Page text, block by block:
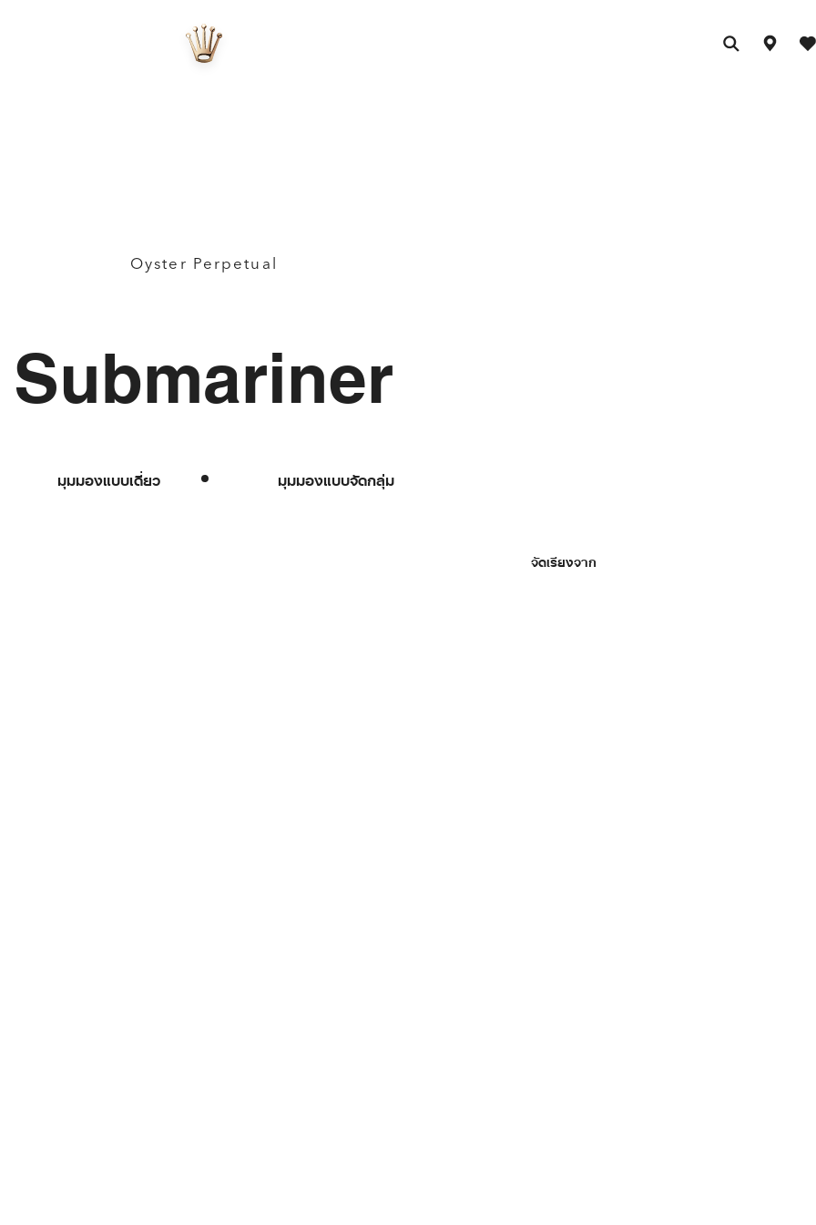
Oyster Perpetual
Submariner
มุมมองแบบเดี่ยว มุมมองแบบจัดกลุ่ม
จัดเรียงจาก